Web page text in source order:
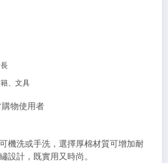
、文具
物使用者
機洗或手洗，選擇厚棉材質可增加耐
設計，既實用又時尚。